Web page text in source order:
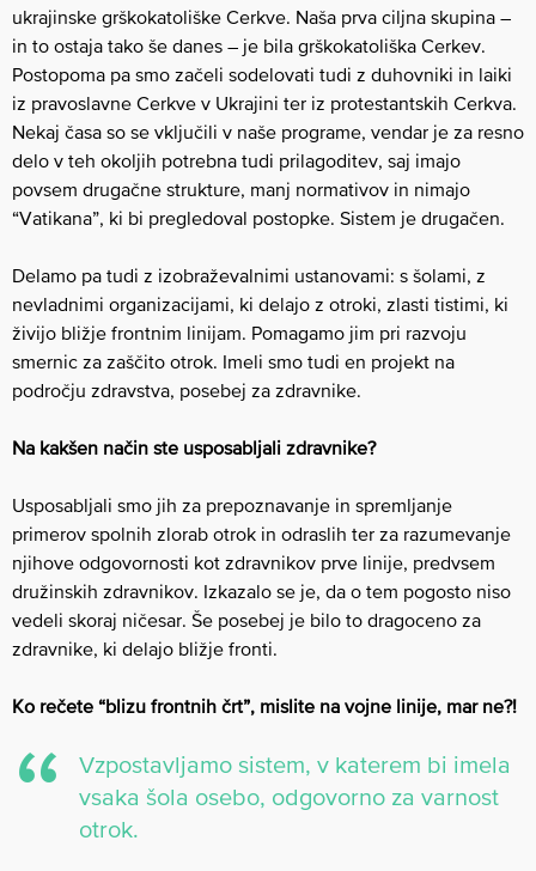
ukrajinske grškokatoliške Cerkve. Naša prva ciljna skupina –
in to ostaja tako še danes – je bila grškokatoliška Cerkev.
Postopoma pa smo začeli sodelovati tudi z duhovniki in laiki
iz pravoslavne Cerkve v Ukrajini ter iz protestantskih Cerkva.
Nekaj časa so se vključili v naše programe, vendar je za resno
delo v teh okoljih potrebna tudi prilagoditev, saj imajo
povsem drugačne strukture, manj normativov in nimajo
“Vatikana”, ki bi pregledoval postopke. Sistem je drugačen.
Delamo pa tudi z izobraževalnimi ustanovami: s šolami, z
nevladnimi organizacijami, ki delajo z otroki, zlasti tistimi, ki
živijo bližje frontnim linijam. Pomagamo jim pri razvoju
smernic za zaščito otrok. Imeli smo tudi en projekt na
področju zdravstva, posebej za zdravnike.
Na kakšen način ste usposabljali zdravnike?
Usposabljali smo jih za prepoznavanje in spremljanje
primerov spolnih zlorab otrok in odraslih ter za razumevanje
njihove odgovornosti kot zdravnikov prve linije, predvsem
družinskih zdravnikov. Izkazalo se je, da o tem pogosto niso
vedeli skoraj ničesar. Še posebej je bilo to dragoceno za
zdravnike, ki delajo bližje fronti.
Ko rečete “blizu frontnih črt”, mislite na vojne linije, mar ne?!
Vzpostavljamo sistem, v katerem bi imela
vsaka šola osebo, odgovorno za varnost
otrok.